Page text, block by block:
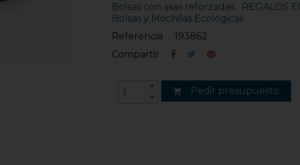
Bolsas con asas reforzadas
REGALOS
Bolsas y Mochilas Ecológicas
Referencia
193862
Compartir
 Pedir presupuesto